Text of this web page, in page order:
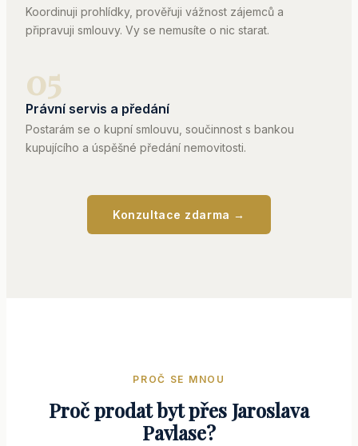
Koordinuji prohlídky, prověřuji vážnost zájemců a
připravuji smlouvy. Vy se nemusíte o nic starat.
05
Právní servis a předání
Postarám se o kupní smlouvu, součinnost s bankou
kupujícího a úspěšné předání nemovitosti.
Konzultace zdarma →
PROČ SE MNOU
Proč prodat byt přes Jaroslava
Pavlase?